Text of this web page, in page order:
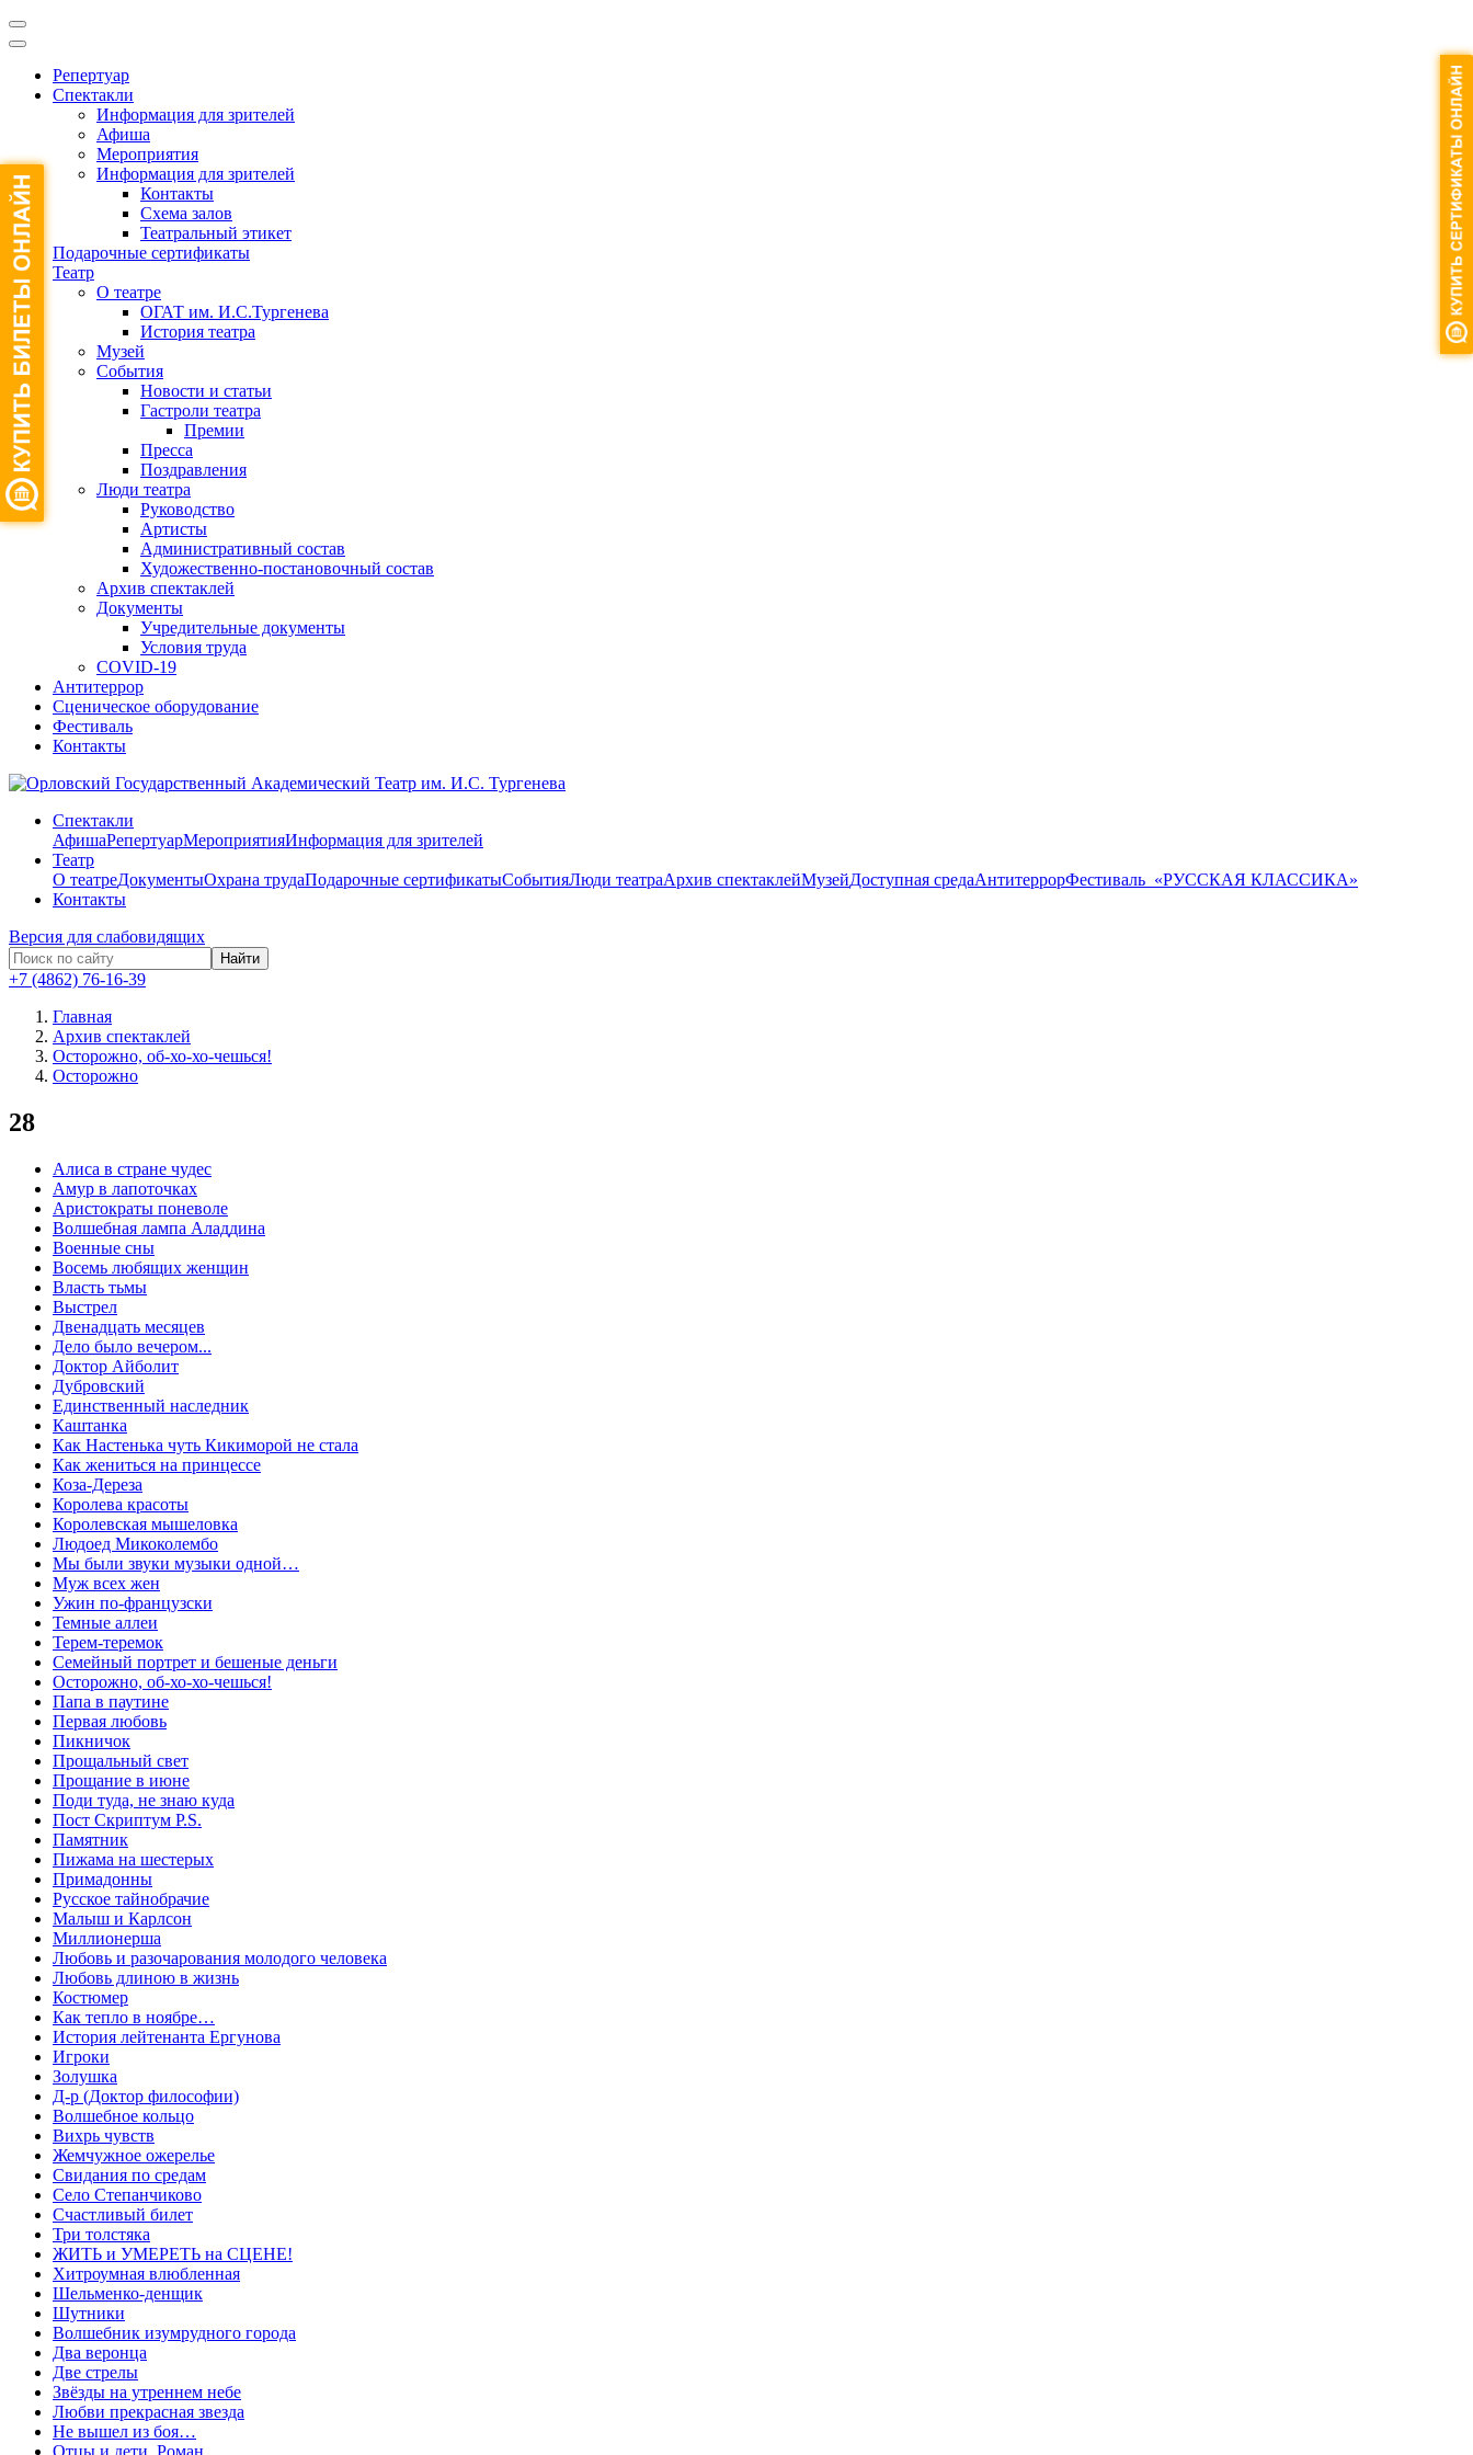
Репертуар
Спектакли
Информация для зрителей
Афиша
Мероприятия
Информация для зрителей
Контакты
Схема залов
Театральный этикет
Подарочные сертификаты
Театр
О театре
ОГАТ им. И.С.Тургенева
История театра
Музей
События
Новости и статьи
Гастроли театра
Премии
Пресса
Поздравления
Люди театра
Руководство
Артисты
Административный состав
Художественно-постановочный состав
Архив спектаклей
Документы
Учредительные документы
Условия труда
COVID-19
Антитеррор
Сценическое оборудование
Фестиваль
Контакты
Спектакли
АфишаРепертуарМероприятияИнформация для зрителей
Театр
О театреДокументыОхрана трудаПодарочные сертификатыСобытияЛюди театраАрхив спектаклейМузейДоступная средаАнтитеррорФестиваль ​ «РУССКАЯ КЛАССИКА»
Контакты
Версия для слабовидящих
Найти
+7 (4862) 76-16-39
Главная
Архив спектаклей
Осторожно, об-хо-хо-чешься!
Осторожно
28
Алиса в стране чудес
Амур в лапоточках
Аристократы поневоле
Волшебная лампа Аладдина
Военные сны
Восемь любящих женщин
Власть тьмы
Выстрел
Двенадцать месяцев
Дело было вечером...
Доктор Айболит
Дубровский
Единственный наследник
Каштанка
Как Настенька чуть Кикиморой не стала
Как жениться на принцессе
Коза-Дереза
Королева красоты
Королевская мышеловка
Людоед Микоколембо
Мы были звуки музыки одной…
Муж всех жен
Ужин по-французски
Темные аллеи
Терем-теремок
Семейный портрет и бешеные деньги
Осторожно, об-хо-хо-чешься!
Папа в паутине
Первая любовь
Пикничок
Прощальный свет
Прощание в июне
Поди туда, не знаю куда
Пост Скриптум P.S.
Памятник
Пижама на шестерых
Примадонны
Русское тайнобрачие
Малыш и Карлсон
Миллионерша
Любовь и разочарования молодого человека
Любовь длиною в жизнь
Костюмер
Как тепло в ноябре…
История лейтенанта Ергунова
Игроки
Золушка
Д-р (Доктор философии)
Волшебное кольцо
Вихрь чувств
Жемчужное ожерелье
Свидания по средам
Село Степанчиково
Счастливый билет
Три толстяка
ЖИТЬ и УМЕРЕТЬ на СЦЕНЕ!
Хитроумная влюбленная
Шельменко-денщик
Шутники
Волшебник изумрудного города
Два веронца
Две стрелы
Звёзды на утреннем небе
Любви прекрасная звезда
Не вышел из боя…
Отцы и дети. Роман